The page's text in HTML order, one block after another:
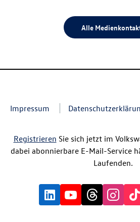
Alle
Impressum
Registrieren Sie sich jetzt im
dabei abonnierbare E-Mail-Service
Laufenden.